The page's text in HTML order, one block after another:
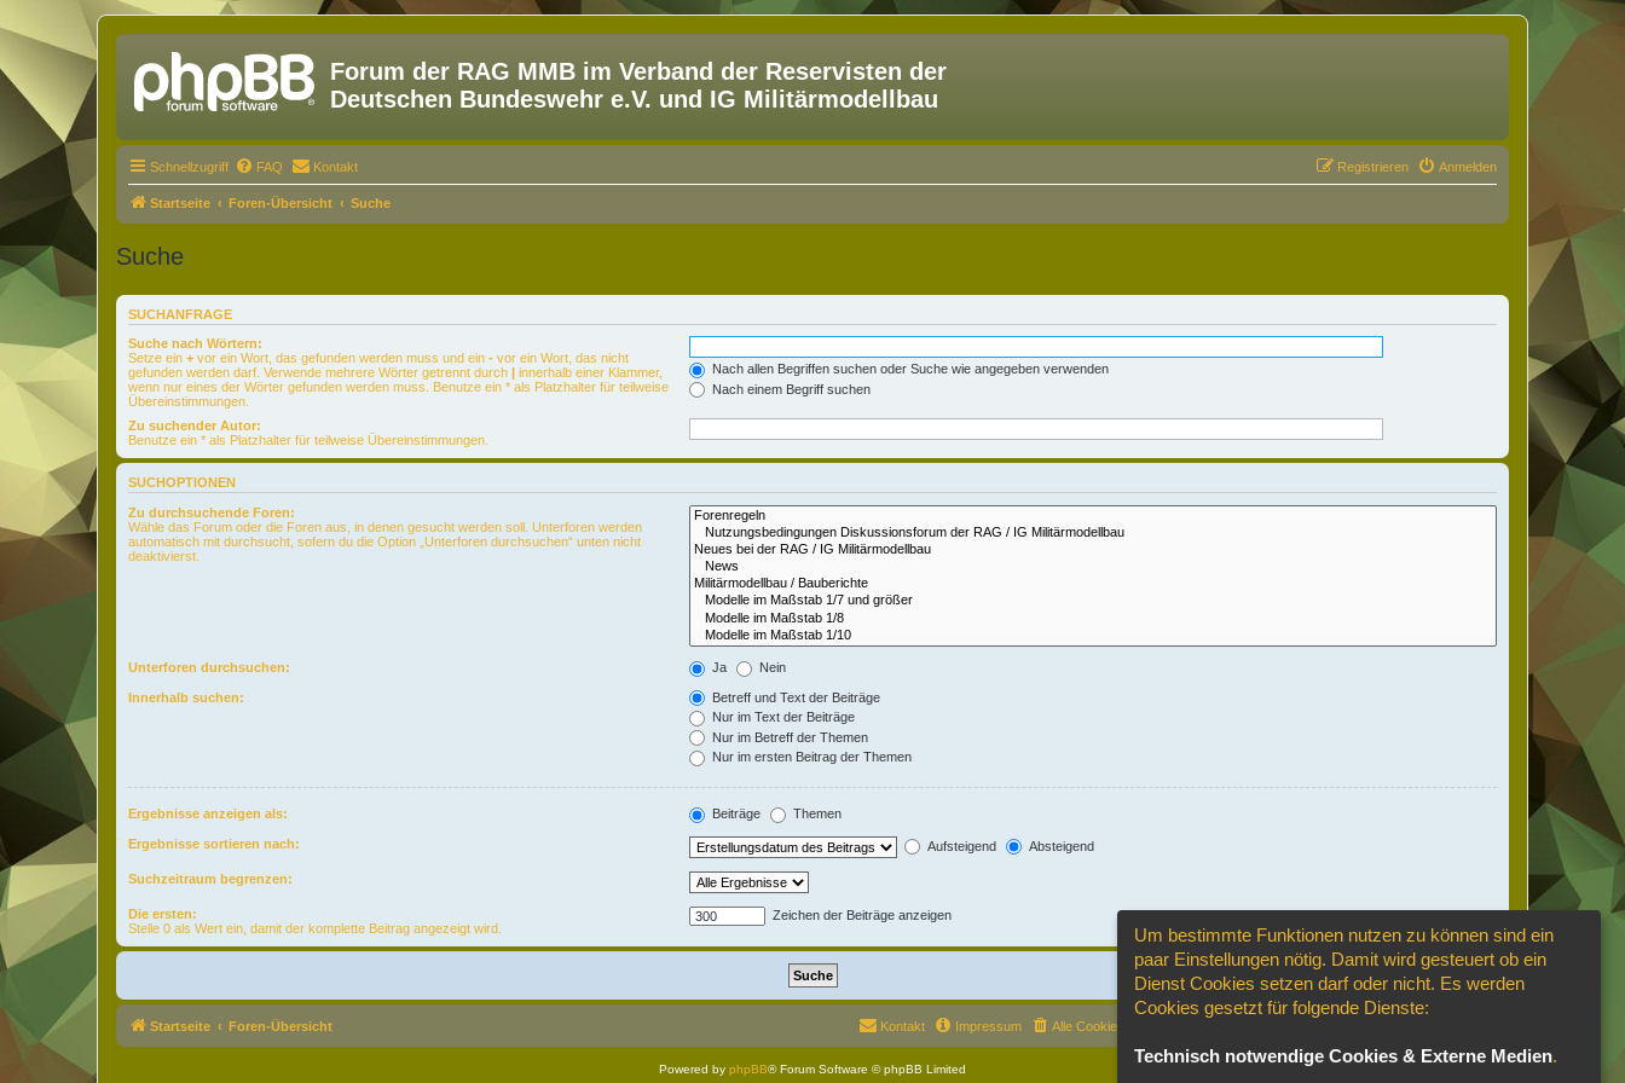
Forum der RAG MMB im Verband der Reservisten der
Deutschen Bundeswehr e.V. und IG Militärmodellbau
Schnellzugriff FAQ Kontakt Anmelden
Registrieren
Startseite Foren-Übersicht Suche
Suche
SUCHANFRAGE
Suche nach Wörtern:
Setze ein + vor ein Wort, das gefunden werden muss und ein - vor ein Wort, das nicht
gefunden werden darf. Verwende mehrere Wörter getrennt durch | innerhalb einer Klammer,
wenn nur eines der Wörter gefunden werden muss. Benutze ein * als Platzhalter für teilweise
Übereinstimmungen.
Nach allen Begriffen suchen oder Suche wie angegeben verwenden
Nach einem Begriff suchen
Zu suchender Autor:
Benutze ein * als Platzhalter für teilweise Übereinstimmungen.
SUCHOPTIONEN
Zu durchsuchende Foren:
Wähle das Forum oder die Foren aus, in denen gesucht werden soll. Unterforen werden
automatisch mit durchsucht, sofern du die Option „Unterforen durchsuchen“ unten nicht
deaktivierst.
Unterforen durchsuchen: Ja Nein
Innerhalb suchen:
Betreff und Text der Beiträge
Nur im Text der Beiträge
Nur im Betreff der Themen
Nur im ersten Beitrag der Themen
Ergebnisse anzeigen als: Beiträge Themen
Ergebnisse sortieren nach: Aufsteigend Absteigend
Suchzeitraum begrenzen:
Die ersten:
Stelle 0 als Wert ein, damit der komplette Beitrag angezeigt wird.
Zeichen der Beiträge anzeigen
Startseite Foren-Übersicht Alle Cookies löschen
Impressum
Kontakt
Powered by phpBB® Forum Software © phpBB Limited
Um bestimmte Funktionen nutzen zu können sind ein
paar Einstellungen nötig. Damit wird gesteuert ob ein
Dienst Cookies setzen darf oder nicht. Es werden
Cookies gesetzt für folgende Dienste:
Technisch notwendige Cookies & Externe Medien.